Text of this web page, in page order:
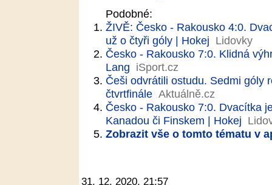
Podobné:
ŽIVĚ: Česko - Rakousko 4:0.
už o čtyři góly | Hokej Lidovky
Česko - Rakousko 7:0. Klidná
Lang iSport.cz
Češi odvrátili ostudu. Sedmi góly
čtvrtfinále Aktuálně.cz
Česko - Rakousko 7:0. Dvacítka
Kanadou či Finskem | Hokej
Zobrazit vše o tomto tématu v
31. 12. 2020, 21:57